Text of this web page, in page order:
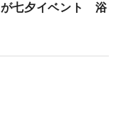
が七夕イベント 浴